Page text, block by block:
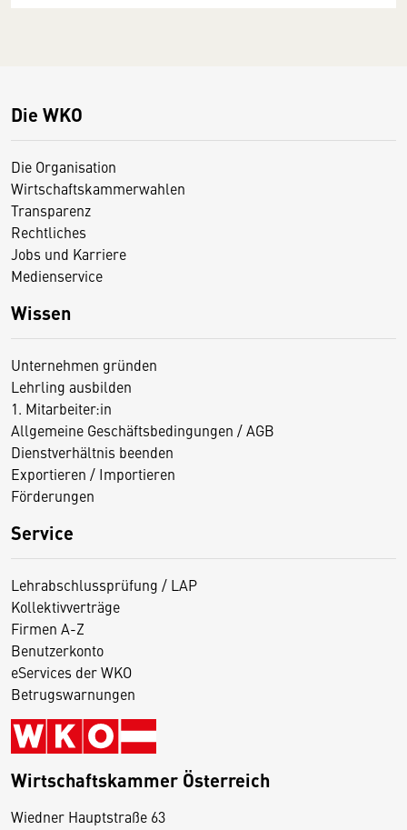
Die WKO
Die Organisation
Wirtschaftskammerwahlen
Transparenz
Rechtliches
Jobs und Karriere
Medienservice
Wissen
Unternehmen gründen
Lehrling ausbilden
1. Mitarbeiter:in
Allgemeine Geschäftsbedingungen / AGB
Dienstverhältnis beenden
Exportieren / Importieren
Förderungen
Service
Lehrabschlussprüfung / LAP
Kollektivverträge
Firmen A-Z
Benutzerkonto
eServices der WKO
Betrugswarnungen
Wirtschaftskammer Österreich
Wiedner Hauptstraße 63
D